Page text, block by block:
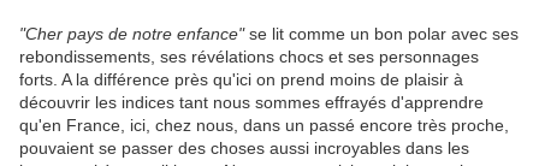
"Cher pays de notre enfance"se lit comme un bon polar avec ses
rebondissements, ses révélations chocs et ses personnages
forts. A la différence près qu'ici on prend moins de plaisir à
découvrir les indices tant nous sommes effrayés d'apprendre
qu'en France, ici, chez nous, dans un passé encore très proche,
pouvaient se passer des choses aussi incroyables dans les